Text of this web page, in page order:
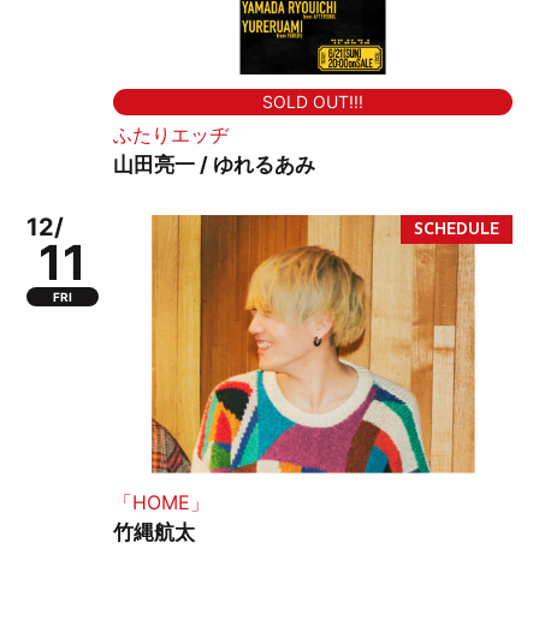
SOLD OUT!!!
ふたりエッヂ
山田亮一 / ゆれるあみ
12/
11
FRI
「HOME」
竹縄航太